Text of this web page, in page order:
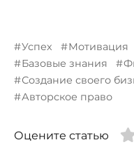
Успех Мотивация
Базовые знания
Создание своего
Авторское право
Оцените статью